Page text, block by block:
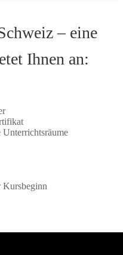
– eine
Ihnen an:
Unterrichtsräume
Kursbeginn